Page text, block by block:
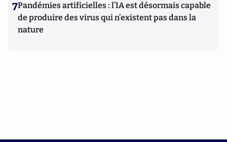
7Pandémies artificielles : l’IA est désormais capable
de produire des virus qui n’existent pas dans la
nature